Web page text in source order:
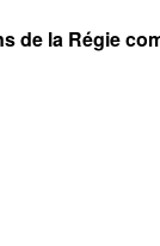
la Régie